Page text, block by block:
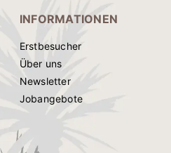
INFORMATIONEN
Erstbesucher
Über uns
Newsletter
Jobangebote